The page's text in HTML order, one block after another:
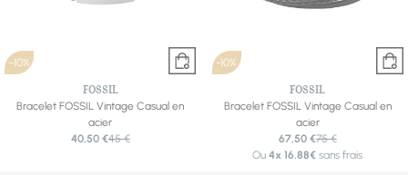
-10%
FOSSIL
Bracelet FOSSIL Vintage Casual en
acier
40,50 €45 €
-10%
FOSSIL
Bracelet FOSSIL Vintage Casual en
acier
67,50 €75 €
Ou4x 16.88€ sans frais